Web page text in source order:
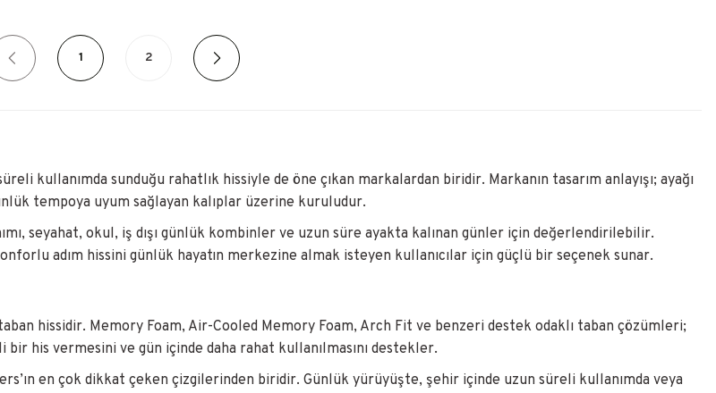
1 2
kullanımda sunduğu rahatlık hissiyle de öne çıkan markalardan biridir. Markanın tasarım anlayışı; ayağı
tempoya uyum sağlayan kalıplar üzerine kuruludur.
seyahat, okul, iş dışı günlük kombinler ve uzun süre ayakta kalınan günler için değerlendirilebilir.
adım hissini günlük hayatın merkezine almak isteyen kullanıcılar için güçlü bir seçenek sunar.
hissidir. Memory Foam, Air-Cooled Memory Foam, Arch Fit ve benzeri destek odaklı taban çözümleri;
bir his vermesini ve gün içinde daha rahat kullanılmasını destekler.
en çok dikkat çeken çizgilerinden biridir. Günlük yürüyüşte, şehir içinde uzun süreli kullanımda veya